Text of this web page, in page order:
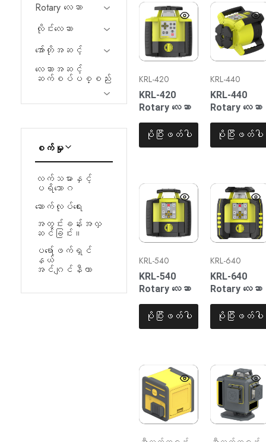
ရော်
နယ်
လေ
ဆာ
တိုင်းတာခြင်း
ကိရိယာ
များ
ခြင်း
ခြင်း
တွင်
အထူးပြု
ပါသည်။
ပ
ရော်
ဖက်ရှင်
နယ်
တိုင်းတာခြင်း
ကိရိယာ
များသည်
ဗိသုကာ၊
အင်ဂျင်နီယာ
နှင့်
စက်မှု
ဆိုင်ရာ
Rotary လေဆာ
လိုင်းလေဆာ
အော်တိုအဆင့်
လေဆာအဆင့်
ဆက်စပ်ပစ္စည်း
စက်မှု
လက်သမားနှင့်
ပရိဘောဂ
ဆောက်လုပ်ရေး
အတွင်းခန်းအလှ
ဆင်ခြင်း။
ပရော်ဖက်ရှင်
နယ်
အင်ဂျင်နီယာ
KRL-420
KRL-420
Rotary လေဆာ
ပိုပြီးဖတ်ပါ
KRL-440
KRL-440
Rotary လေဆာ
ပိုပြီးဖတ်ပါ
KRL-540
KRL-540
Rotary လေဆာ
ပိုပြီးဖတ်ပါ
KRL-640
KRL-640
Rotary လေဆာ
ပိုပြီးဖတ်ပါ